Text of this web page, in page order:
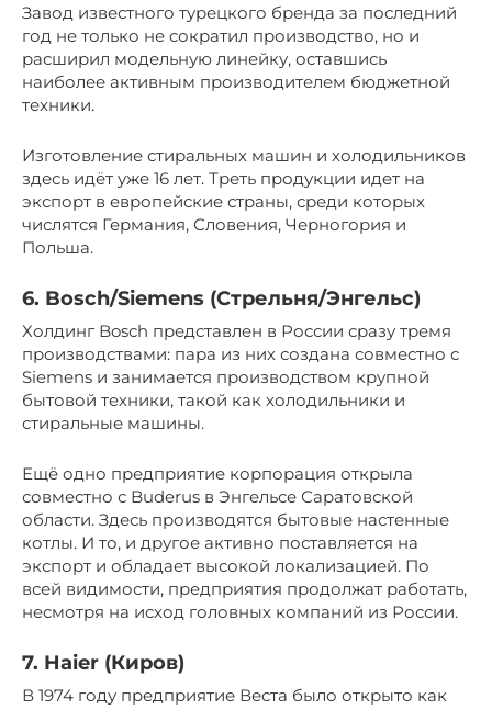
Завод известного турецкого бренда за последний
год не только не сократил производство, но и
расширил модельную линейку, оставшись
наиболее активным производителем бюджетной
техники.
Изготовление стиральных машин и холодильников
здесь идёт уже 16 лет. Треть продукции идет на
экспорт в европейские страны, среди которых
числятся Германия, Словения, Черногория и
Польша.
6. Bosch/Siemens (Стрельня/Энгельс)
Холдинг Bosсh представлен в России сразу тремя
производствами: пара из них создана совместно с
Siemens и занимается производством крупной
бытовой техники, такой как холодильники и
стиральные машины.
Ещё одно предприятие корпорация открыла
совместно с Buderus в Энгельсе Саратовской
области. Здесь производятся бытовые настенные
котлы. И то, и другое активно поставляется на
экспорт и обладает высокой локализацией. По
всей видимости, предприятия продолжат работать,
несмотря на исход головных компаний из России.
7. Haier (Киров)
В 1974 году предприятие Веста было открыто как